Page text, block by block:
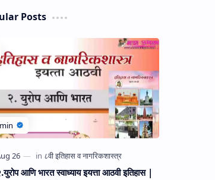
Posts
आणि भारत स्वाध्याय इयत्ता आठवी इतिहास |